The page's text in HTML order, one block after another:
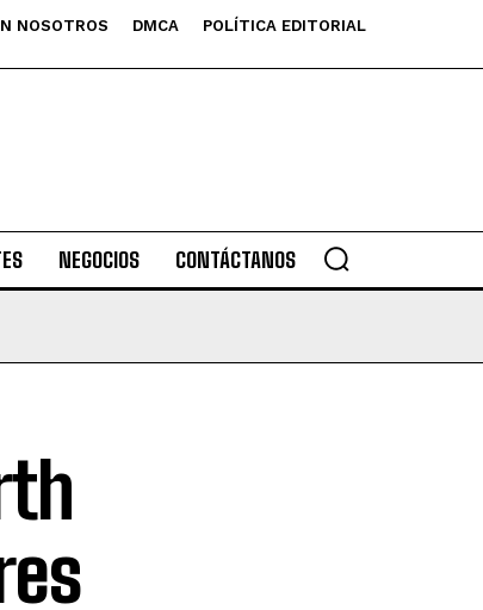
NOSOTROS DMCA
POLÍTICA EDITORIAL
NEGOCIOS CONTÁCTANOS